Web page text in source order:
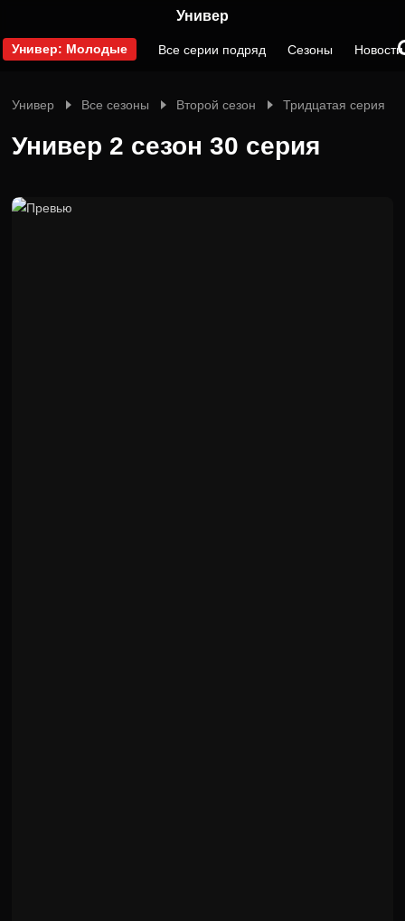
Универ
Универ: Молодые Все серии подряд Сезоны Новости
Универ Все сезоны Второй сезон Тридцатая серия
Универ 2 сезон 30 серия